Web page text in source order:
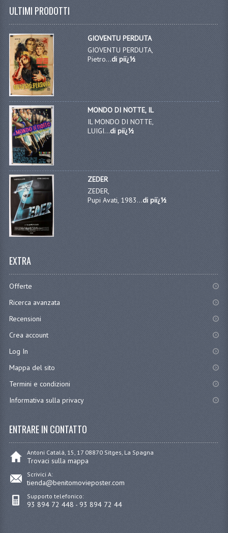
ULTIMI PRODOTTI
GIOVENTU PERDUTA
GIOVENTU PERDUTA,
Pietro...di piï¿½
MONDO DI NOTTE, IL
IL MONDO DI NOTTE,
LUIGI...di piï¿½
ZEDER
ZEDER,
Pupi Avati, 1983...di piï¿½
EXTRA
Offerte
Ricerca avanzata
Recensioni
Crea account
Log In
Mappa del sito
Termini e condizioni
Informativa sulla privacy
ENTRARE IN CONTATTO
Antoni Catalá, 15, 17 08870 Sitges, La Spagna
Trovaci sulla mappa
Scrivici A:
tienda@benitomovieposter.com
Supporto telefonico:
93 894 72 448 - 93 894 72 44